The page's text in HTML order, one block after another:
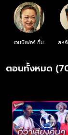
เจนนิเฟอร์ คิ้ม สห
ตอนทั้งหมด